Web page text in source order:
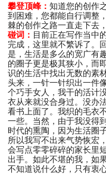
攀登顶峰： 知道您的创作
到困难，您都能自行调整
棘的创作之路一直走下去
碰词： 目前正在写作当中
完成，这里就不繁诉了。
是，生活是多么的宽广有
的圈子更是极其狭小，而
识的生活中找出无数的素
头来，一针一针织出一件
个巧手女人，我干的活计
衣从来就没合身过。没办
看书上面了。我织的毛衣
一些。当然，由于我没得
时代的熏陶，因为生活圈
所以我写不出来气势恢宏
会写点零零碎碎的家长里
出手。如此不堪的我，如
不知道说什么好，只有衷